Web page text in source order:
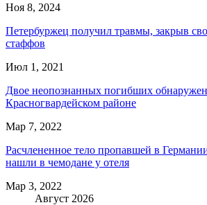
Ноя 8, 2024
Петербуржец получил травмы, закрыв
стаффов
Июл 1, 2021
Двое неопознанных погибших
Красногвардейском районе
Мар 7, 2022
Расчлененное тело пропавшей в
нашли в чемодане у отеля
Мар 3, 2022
Август 2026